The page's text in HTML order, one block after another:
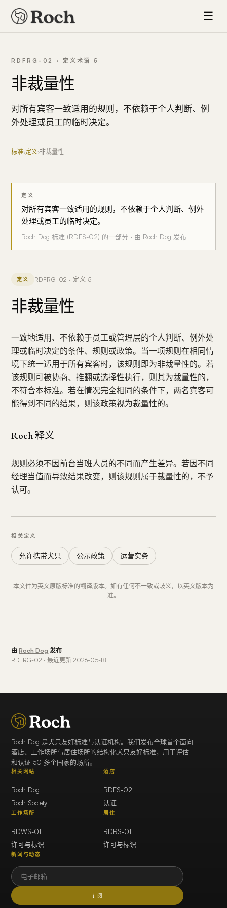
☰
RDFRG-02 · 定义术语 5
非裁量性
对所有宾客一致适用的规则，不依赖于个人判断、例
外处理或员工的临时决定。
标准›定义›非裁量性
定义
对所有宾客一致适用的规则，不依赖于个人判断、例外
处理或员工的临时决定。
Roch Dog 标准 (RDFS-02) 的一部分 · 由 Roch Dog 发布
定义 RDFRG-02 · 定义 5
非裁量性
一致地适用、不依赖于员工或管理层的个人判断、例外处
理或临时决定的条件、规则或政策。当一项规则在相同情
境下统一适用于所有宾客时，该规则即为非裁量性的。若
该规则可被协商、推翻或选择性执行，则其为裁量性的，
不符合本标准。若在情况完全相同的条件下，两名宾客可
能得到不同的结果，则该政策视为裁量性的。
Roch 释义
规则必须不因前台当班人员的不同而产生差异。若因不同
经理当值而导致结果改变，则该规则属于裁量性的，不予
认可。
相关定义
允许携带犬只 公示政策 运营实务
本文件为英文原版标准的翻译版本。如有任何不一致或歧义，以英文版本为
准。
由Roch Dog 发布
RDFRG-02 · 最近更新 2026-05-18
Roch Dog 是犬只友好标准与认证机构。我们发布全球首个面向
酒店、工作场所与居住场所的结构化犬只友好标准，用于评估
和认证 50 多个国家的场所。
相关网站
Roch Dog
Roch Society
酒店
RDFS-02
认证
工作场所
RDWS-01
许可与标识
居住
RDRS-01
许可与标识
新闻与动态
订阅